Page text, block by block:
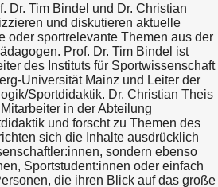
Dr. Tim Bindel und Dr. Christian
und diskutieren aktuelle
oder sportrelevante Themen aus der
Prof. Dr. Tim Bindel ist
des Instituts für Sportwissenschaft
Universität Mainz und Leiter der
Sportdidaktik. Dr. Christian Theis
in der Abteilung
und forscht zu Themen des
sich die Inhalte ausdrücklich
sondern ebenso
Sportstudent:innen oder einfach
die ihren Blick auf das große